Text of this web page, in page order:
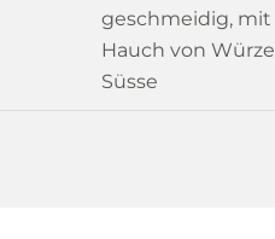
geschmeidig,
Hauch von
Süsse